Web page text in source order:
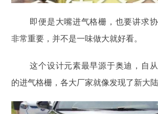
即便是大嘴进气格栅，也要讲求
非常重要，并不是一味做大就好看。
这个设计元素最早源于奥迪，自
的进气格栅，各大厂家就像发现了新大陆